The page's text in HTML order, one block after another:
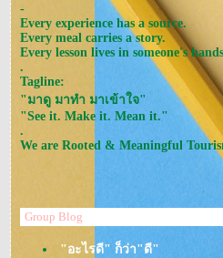
-
Every experience has a source.
Every meal carries a story.
Every lesson lives in someone's
.
Tagline:
"มาดู มาทำ มาเข้าใจ"
"See it. Make it. Mean it."
.
We are Rooted & Meaningful
Group Blog
"อะไรดี" ก็ว่า"ดี"